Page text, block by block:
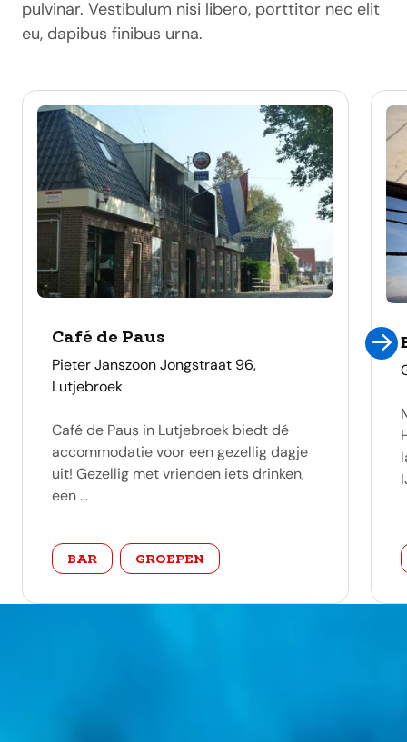
pulvinar. Vestibulum nisi libero, porttitor nec elit
eu, dapibus finibus urna.
Café de Paus
adres
Pieter Janszoon Jongstraat 96,
Lutjebroek
Café de Paus in Lutjebroek biedt dé
accommodatie voor een gezellig dagje
uit! Gezellig met vrienden iets drinken,
een ...
categorie
BAR GROEPEN